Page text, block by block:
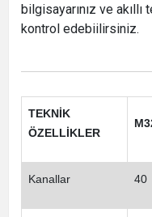
bilgisayarınız ve
kontrol edebiilirsiniz.
TEKNİK
ÖZELLİKLER
Kanallar 40